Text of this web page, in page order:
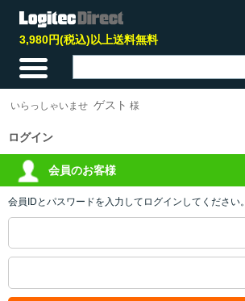
3,980円(税込)以上送料無料
いらっしゃいませ ゲスト 様
ログイン
会員のお客様
会員IDとパスワードを入力してログインしてください。